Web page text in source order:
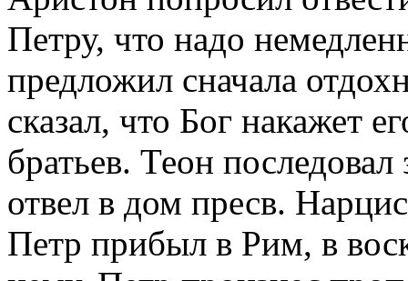
Петру, что надо
предложил сначала
сказал, что Бог накажет
братьев. Теон
отвел в дом пресв.
Петр прибыл в Рим, в